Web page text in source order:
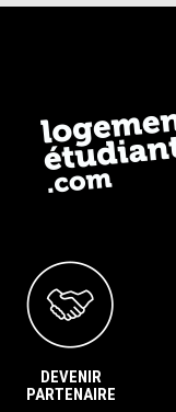
DEVENIR
PARTENAIRE